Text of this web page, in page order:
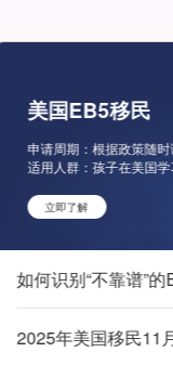
美国EB5移民
申请周期：根据政策随时调
适用人群：孩子在美国学习
立即了解
如何识别“不靠谱”的
2025年美国移民11月